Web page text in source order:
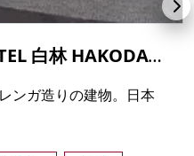
旧ロシア領事館（HOTEL 白林 HAKODATE）
ンガ造りの建物。日本